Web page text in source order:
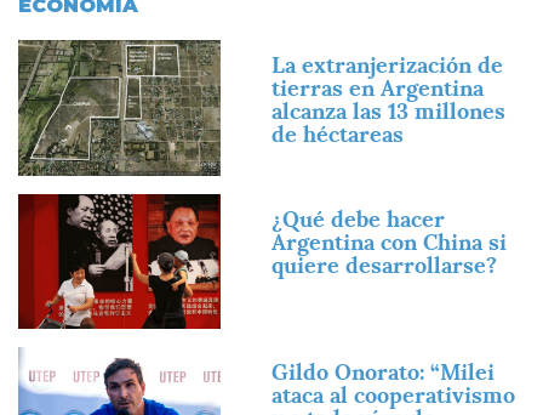
ECONOMÍA
Imagen
La extranjerización de
tierras en Argentina
alcanza las 13 millones
de héctareas
Imagen
¿Qué debe hacer
Argentina con China si
quiere desarrollarse?
Gildo Onorato: “Milei
ataca al cooperativismo